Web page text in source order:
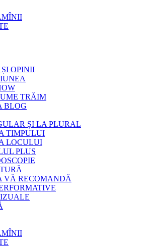
OPINII
TRĂIM
BLOG
ȘI LA PLURAL
TIMPULUI
LOCULUI
PLUS
VĂ RECOMANDĂ